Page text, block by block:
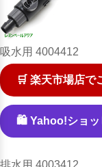
吸水用 4004412
🛒 楽天市場店で
🛍️ Yahoo!ショッ